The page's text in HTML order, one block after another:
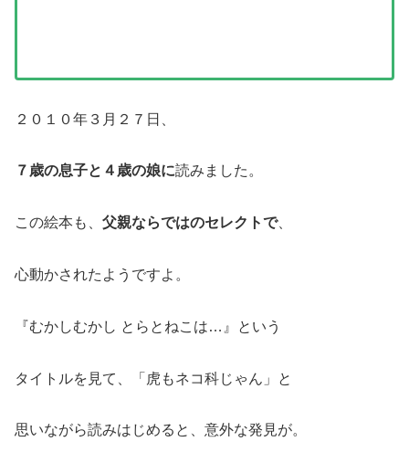
２０１０年３月２７日、
７歳の息子と４歳の娘に読みました。
この絵本も、 父親ならではのセレクトで、
心動かされたようですよ。
『むかしむかし とらとねこは…』という
タイトルを見て、「虎もネコ科じゃん」と
思いながら読みはじめると、意外な発見が。